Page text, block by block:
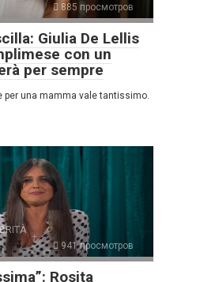
885 просмотров
Giulia De Lellis
con un
per sempre
per una mamma vale tantissimo.
941 просмотров
Rosita